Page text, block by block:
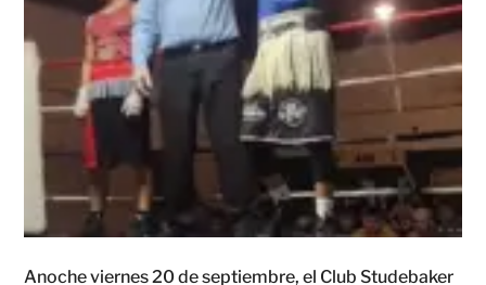
Anoche viernes 20 de septiembre, el Club Studebaker